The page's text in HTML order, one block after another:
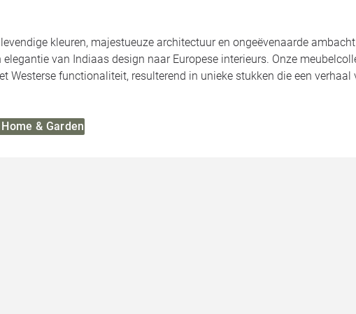
kleuren, majestueuze architectuur en ongeëvenaarde
elegantie van Indiaas design naar Europese interieurs. Onze
Westerse functionaliteit, resulterend in unieke stukken die een
& Garden